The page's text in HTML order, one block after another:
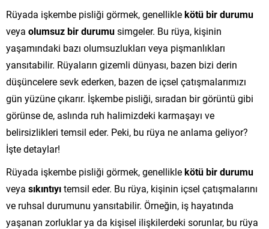
Rüyada işkembe pisliği görmek, genelliklekötü bir durumu
veya olumsuz bir durumusimgeler. Bu rüya, kişinin
yaşamındaki bazı olumsuzlukları veya pişmanlıkları
yansıtabilir. Rüyaların gizemli dünyası, bazen bizi derin
düşüncelere sevk ederken, bazen de içsel çatışmalarımızı
gün yüzüne çıkarır. İşkembe pisliği, sıradan bir görüntü gibi
görünse de, aslında ruh halimizdeki karmaşayı ve
belirsizlikleri temsil eder. Peki, bu rüya ne anlama geliyor?
İşte detaylar!
Rüyada işkembe pisliği görmek, genelliklekötü bir durumu
veya sıkıntıyıtemsil eder. Bu rüya, kişinin içsel çatışmalarını
ve ruhsal durumunu yansıtabilir. Örneğin, iş hayatında
yaşanan zorluklar ya da kişisel ilişkilerdeki sorunlar, bu rüya